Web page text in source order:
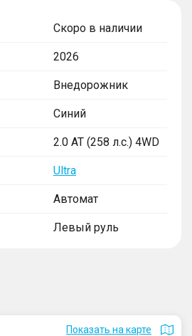
Скоро в наличии
2026
Внедорожник
Синий
2.0 AT (258 л.с.) 4WD
Ultra
Автомат
Левый руль
Показать на карте